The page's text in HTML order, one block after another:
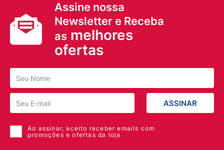
Assine nossa
Newsletter e Receba
as melhores
ofertas
ASSINAR
Ao assinar, aceito receber emails com
promoções e ofertas da loja